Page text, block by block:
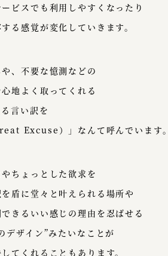
ビスでも利用しやすくなったり
る感覚が変化していきます。
、不要な憶測などの
地よく取ってくれる
言い訳を
Excuse）」なんて呼んでいます。
ちょっとした欲求を
盾に堂々と叶えられる場所や
きるいい感じの理由を忍ばせる
デザイン”みたいなことが
てくれることもあります。